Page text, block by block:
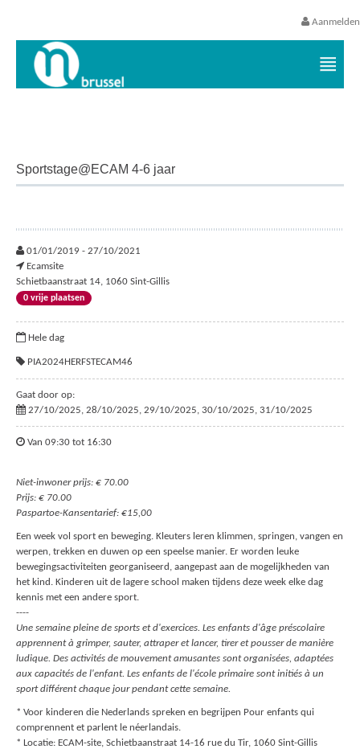
Aanmelden
Sportstage@ECAM 4-6 jaar
01/01/2019 - 27/10/2021
Ecamsite
Schietbaanstraat 14, 1060 Sint-Gillis
0 vrije plaatsen
Hele dag
PIA2024HERFSTECAM46
Gaat door op:
27/10/2025, 28/10/2025, 29/10/2025, 30/10/2025, 31/10/2025
Van 09:30 tot 16:30
Niet-inwoner prijs: € 70.00
Prijs: € 70.00
Paspartoe-Kansentarief: €15,00
Een week vol sport en beweging. Kleuters leren klimmen, springen, vangen en
werpen, trekken en duwen op een speelse manier. Er worden leuke
bewegingsactiviteiten georganiseerd, aangepast aan de mogelijkheden van
het kind. Kinderen uit de lagere school maken tijdens deze week elke dag
kennis met een andere sport.
----
Une semaine pleine de sports et d'exercices. Les enfants d'âge préscolaire
apprennent à grimper, sauter, attraper et lancer, tirer et pousser de manière
ludique. Des activités de mouvement amusantes sont organisées, adaptées
aux capacités de l'enfant. Les enfants de l'école primaire sont initiés à un
sport différent chaque jour pendant cette semaine.
* Voor kinderen die Nederlands spreken en begrijpen Pour enfants qui
comprennent et parlent le néerlandais.
* Locatie: ECAM-site, Schietbaanstraat 14-16 rue du Tir, 1060 Sint-Gillis